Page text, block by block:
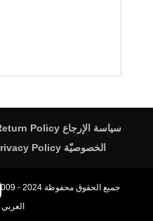
سياسة الإرجاع Return Policy
الخصوصيّة Privacy Policy
العربي RTLtype